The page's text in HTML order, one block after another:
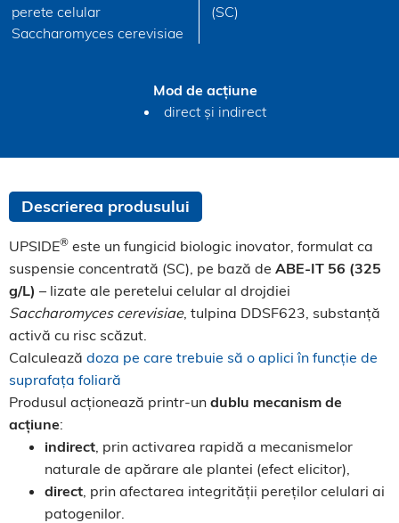
perete celular
Saccharomyces cerevisiae
(SC)
Mod de acțiune
direct și indirect
Descrierea produsului
UPSIDE® este un fungicid biologic inovator, formulat ca
suspensie concentrată (SC), pe bază de ABE-IT 56 (325
g/L) – lizate ale peretelui celular al drojdiei
Saccharomyces cerevisiae, tulpina DDSF623, substanță
activă cu risc scăzut.
Calculează doza pe care trebuie să o aplici în funcție de
suprafața foliară
Produsul acționează printr-un dublu mecanism de
acțiune:
indirect, prin activarea rapidă a mecanismelor
naturale de apărare ale plantei (efect elicitor),
direct, prin afectarea integrității pereților celulari ai
patogenilor.